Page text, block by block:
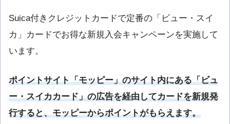
Suica付きクレジットカードで定番の「ビュー・スイ
カ」カードでお得な新規入会キャンペーンを実施して
います。
ポイントサイト「モッピー」のサイト内にある「ビュ
ー・スイカカード」の広告を経由してカードを新規発
行すると、モッピーからポイントがもらえます。